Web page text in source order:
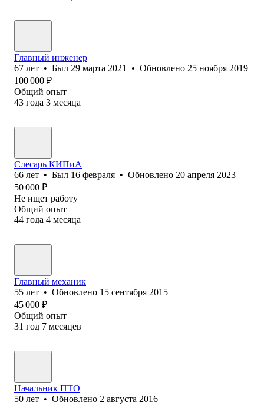
Главный инженер
67 лет • Был 29 марта 2021 • Обновлено 25 ноября 2019
100 000 ₽
Общий опыт
43 года 3 месяца
Слесарь КИПиА
66 лет • Был 16 февраля • Обновлено 20 апреля 2023
50 000 ₽
Не ищет работу
Общий опыт
44 года 4 месяца
Главный механик
55 лет • Обновлено 15 сентября 2015
45 000 ₽
Общий опыт
31 год 7 месяцев
Начальник ПТО
50 лет • Обновлено 2 августа 2016